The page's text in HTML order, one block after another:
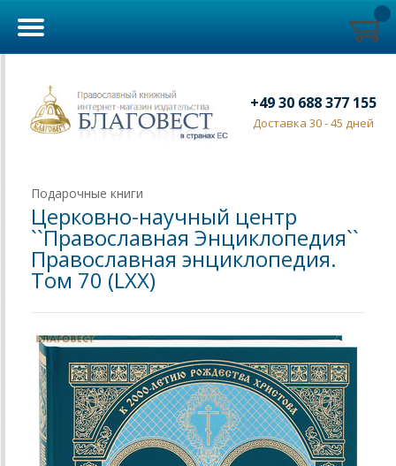
+49 30 688 377 155
Доставка 30 - 45 дней
Подарочные книги
Церковно-научный центр
``Православная Энциклопедия``
Православная энциклопедия.
Том 70 (LXX)